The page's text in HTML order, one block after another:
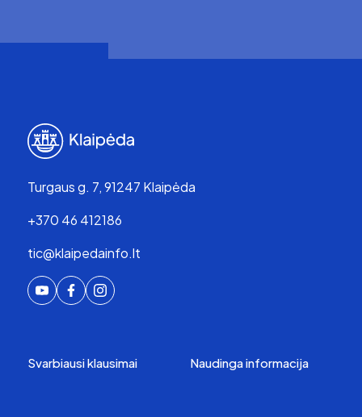
Turgaus g. 7, 91247 Klaipėda
+370 46 412186
tic@klaipedainfo.lt
Svarbiausi klausimai Naudinga informacija